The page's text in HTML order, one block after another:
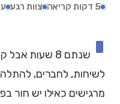
5 דקות קריאה צוות רגע
י
שנתם 8 שעות
לשיחות, לחברים,
מרגישים כאילו יש חור